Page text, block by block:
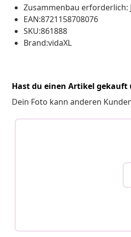
Zusammenbau erforderlich:
EAN:8721158708076
SKU:861888
Brand:vidaXL
Hast du einen Artikel gekauft
Dein Foto kann anderen